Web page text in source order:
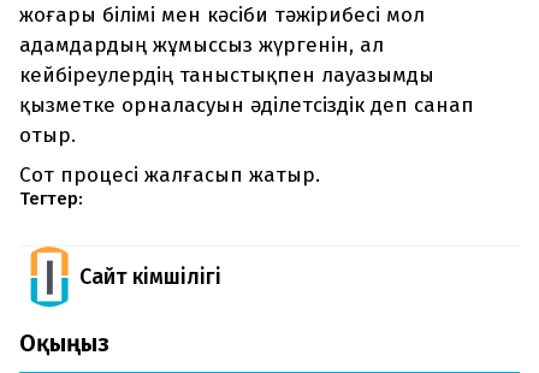
жоғары білімі мен кәсіби тәжірибесі мол
адамдардың жұмыссыз жүргенін, ал
кейбіреулердің таныстықпен лауазымды
қызметке орналасуын әділетсіздік деп санап
отыр.
Сот процесі жалғасып жатыр.
Тегтер:
Сайт Әкімшілігі
Оқыңыз